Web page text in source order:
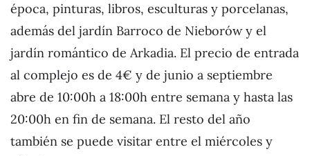
época, pinturas, libros, esculturas y porcelanas,
además del jardín Barroco de Nieborów y el
jardín romántico de Arkadia. El precio de entrada
al complejo es de 4€ y de junio a septiembre
abre de 10:00h a 18:00h entre semana y hasta las
20:00h en fin de semana. El resto del año
también se puede visitar entre el miércoles y